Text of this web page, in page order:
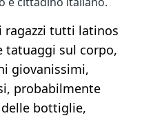
ragazzi tutti latinos
tatuaggi sul corpo,
giovanissimi,
probabilmente
bottiglie,